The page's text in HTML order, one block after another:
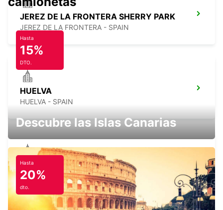
JEREZ DE LA FRONTERA SHERRY PARK
JEREZ DE LA FRONTERA - SPAIN
HUELVA
HUELVA - SPAIN
ROTA
ROTA - SPAIN
Hasta
15%
DTO.
Descubre las Islas Canarias
Hasta
20%
dto.